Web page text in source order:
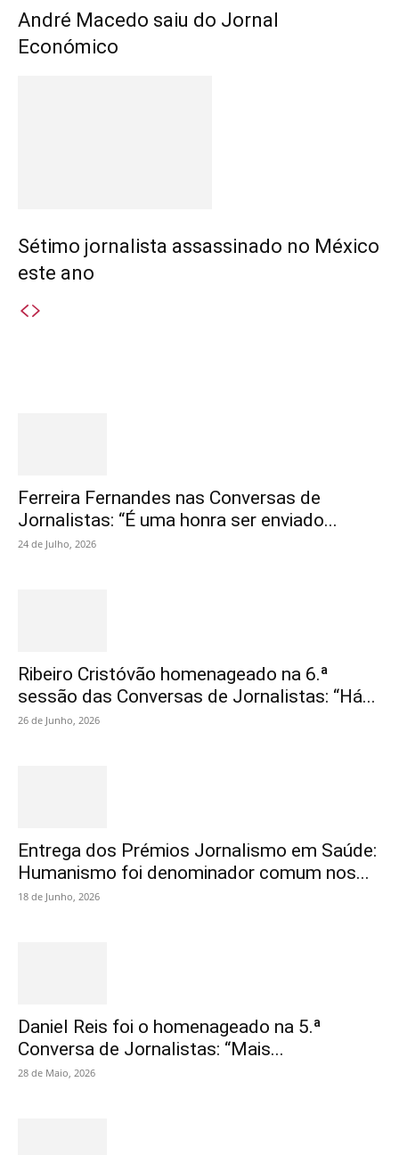
André Macedo saiu do Jornal
Económico
Sétimo jornalista assassinado no México
este ano
Ferreira Fernandes nas Conversas de
Jornalistas: “É uma honra ser enviado...
24 de Julho, 2026
Ribeiro Cristóvão homenageado na 6.ª
sessão das Conversas de Jornalistas: “Há...
26 de Junho, 2026
Entrega dos Prémios Jornalismo em Saúde:
Humanismo foi denominador comum nos...
18 de Junho, 2026
Daniel Reis foi o homenageado na 5.ª
Conversa de Jornalistas: “Mais...
28 de Maio, 2026